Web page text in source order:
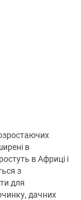
в
в Африці і
з
для
дачних